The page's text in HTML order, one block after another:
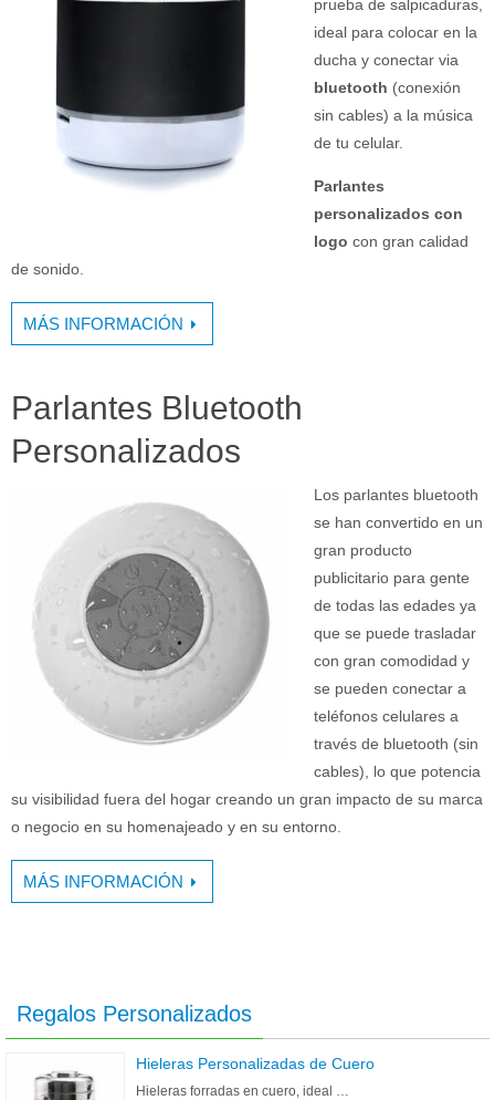
prueba de salpicaduras,
ideal para colocar en la
ducha y conectar via
bluetooth (conexión
sin cables) a la música
de tu celular.
Parlantes
personalizados con
logo con gran calidad
de sonido.
MÁS INFORMACIÓN
Parlantes Bluetooth
Personalizados
Los parlantes bluetooth
se han convertido en un
gran producto
publicitario para gente
de todas las edades ya
que se puede trasladar
con gran comodidad y
se pueden conectar a
teléfonos celulares a
través de bluetooth (sin
cables), lo que potencia
su visibilidad fuera del hogar creando un gran impacto de su marca
o negocio en su homenajeado y en su entorno.
MÁS INFORMACIÓN
Regalos Personalizados
Hieleras Personalizadas de Cuero
Hieleras forradas en cuero, ideal …